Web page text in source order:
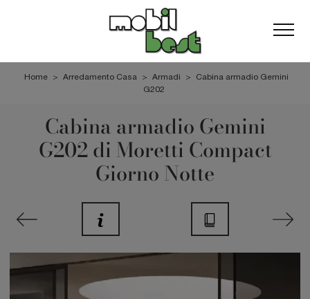
Home > Arredamento Casa > Armadi >
Cabina armadio Gemini
G202
Cabina armadio Gemini
G202 di Moretti Compact
Giorno Notte